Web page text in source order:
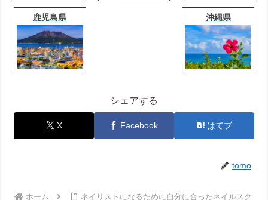
鹿児島県 沖縄県
シェアする
X Facebook はてブ
tomo
ホーム ネイリストになるために自分に合ったネイルスク